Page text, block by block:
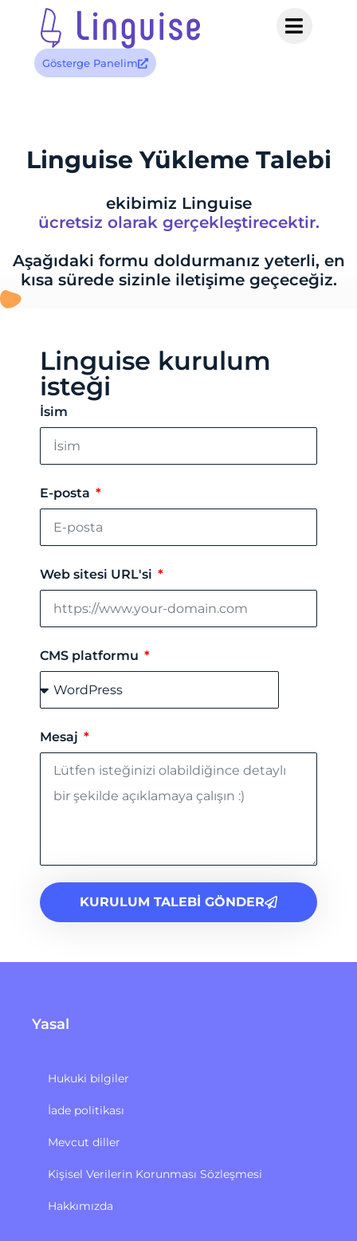
Gösterge Panelim
Linguise Yükleme Talebi
ekibimiz Linguise
ücretsiz olarak gerçekleştirecektir.
Aşağıdaki formu doldurmanız yeterli, en
kısa sürede sizinle iletişime geçeceğiz.
Linguise kurulum
isteği
İsim
E-posta
Web sitesi URL'si
CMS platformu
Mesaj
KURULUM TALEBİ GÖNDER
Yasal
Hukuki bilgiler
İade politikası
Mevcut diller
Kişisel Verilerin Korunması Sözleşmesi
Hakkımızda